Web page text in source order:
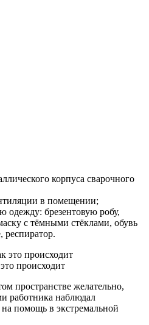
корпуса сварочного
в помещении;
одежду: брезентовую робу,
с тёмными стёклами, обувь
респиратор.
происходит
пространстве желательно,
работника наблюдал
помощь в экстремальной